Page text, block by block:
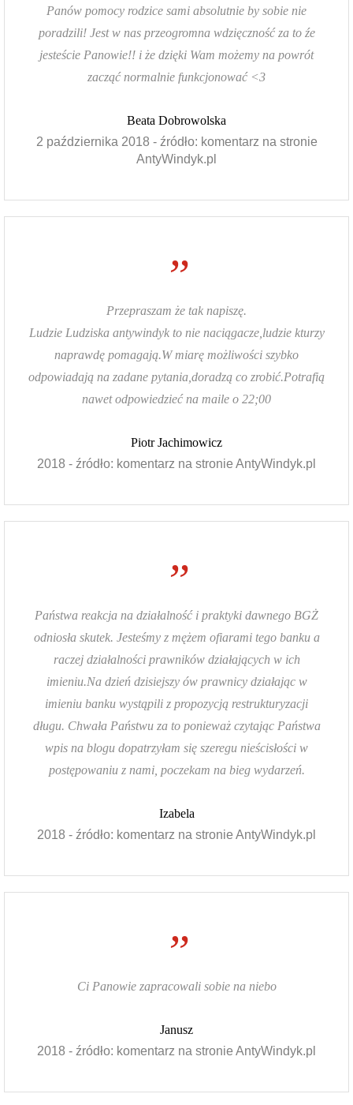
Panów pomocy rodzice sami absolutnie by sobie nie
poradzili! Jest w nas przeogromna wdzięczność za to źe
jesteście Panowie!! i że dzięki Wam możemy na powrót
zacząć normalnie funkcjonować <3
Beata Dobrowolska
2 października 2018 - źródło: komentarz na stronie
AntyWindyk.pl
”
Przepraszam że tak napiszę.
Ludzie Ludziska antywindyk to nie naciągacze,ludzie kturzy
naprawdę pomagają.W miarę możliwości szybko
odpowiadają na zadane pytania,doradzą co zrobić.Potrafią
nawet odpowiedzieć na maile o 22;00
Piotr Jachimowicz
2018 - źródło: komentarz na stronie AntyWindyk.pl
”
Państwa reakcja na działalność i praktyki dawnego BGŻ
odniosła skutek. Jesteśmy z mężem ofiarami tego banku a
raczej działalności prawników działających w ich
imieniu.Na dzień dzisiejszy ów prawnicy działając w
imieniu banku wystąpili z propozycją restrukturyzacji
długu. Chwała Państwu za to ponieważ czytając Państwa
wpis na blogu dopatrzyłam się szeregu nieścisłości w
postępowaniu z nami, poczekam na bieg wydarzeń.
Izabela
2018 - źródło: komentarz na stronie AntyWindyk.pl
”
Ci Panowie zapracowali sobie na niebo
Janusz
2018 - źródło: komentarz na stronie AntyWindyk.pl